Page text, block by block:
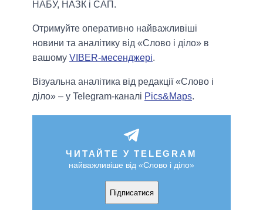
НАБУ, НАЗК і САП.
Отримуйте оперативно найважливіші
новини та аналітику від «Слово і діло» в
вашому VIBER-месенджері.
Візуальна аналітика від редакції «Слово і
діло» – у Telegram-каналі Pics&Maps.
ЧИТАЙТЕ У TELEGRAM
найважливіше від «Слово і діло»
Підписатися